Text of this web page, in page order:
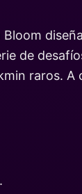
de
raros.